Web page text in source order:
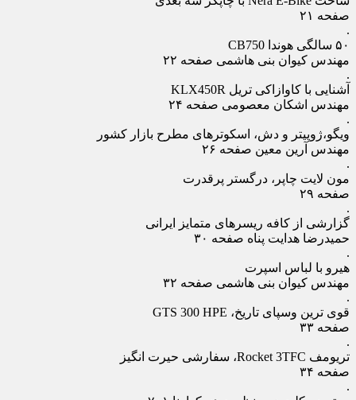
صفحه ۲۱
.
۵۰ سالگی هوندا CB750
مهندس کیوان بنی هاشمی صفحه ۲۲
.
آشنایی با کاوازاکی تریل KLX450R
مهندس اشکان معصومی صفحه ۲۴
.
ویگو،ژوپیتر و دش، اسکوترهای مطرح بازار کشور
مهندس آرین معین صفحه ۲۶
.
مون لایت چاپر، درگستر پرقدرت
صفحه ۲۹
.
گزارشی از کافه ریسرهای متمایز ایرانی
حمیدرضا هدایت پناه صفحه ۳۰
.
هیرو با لباس اسپرت
مهندس کیوان بنی هاشمی صفحه ۳۲
.
قوی ترین وسپای تاریخ، GTS 300 HPE
صفحه ۳۳
.
تریومف Rocket 3TFC، سفارشی حیرت‏ انگیز
صفحه ۳۴
.